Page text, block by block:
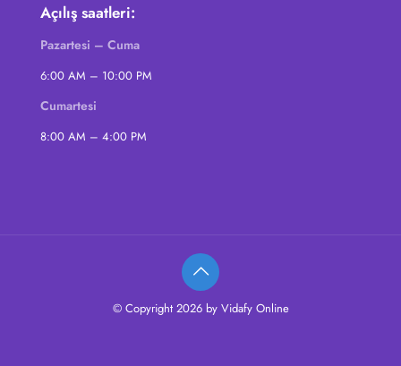
Açılış saatleri:
Pazartesi – Cuma
6:00 AM – 10:00 PM
Cumartesi
8:00 AM – 4:00 PM
© Copyright 2026 by Vidafy Online